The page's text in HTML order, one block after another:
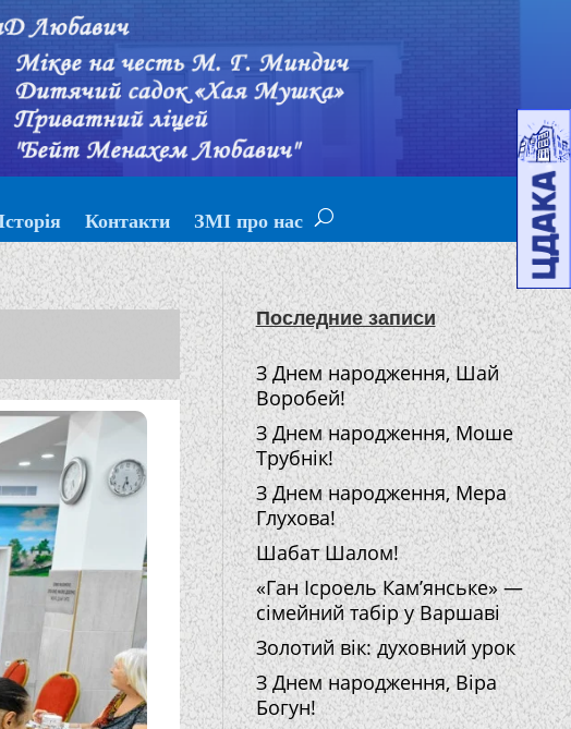
Контакти ЗМІ про нас
Последние записи
З Днем народження, Шай
Воробей!
З Днем народження, Моше
Трубнік!
З Днем народження, Мера
Глухова!
Шабат Шалом!
«Ган Ісроель Кам’янське» —
сімейний табір у Варшаві
Золотий вік: духовний урок
З Днем народження, Віра
Богун!